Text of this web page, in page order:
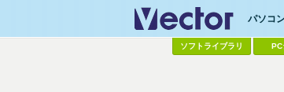
パソコ
ソフトライブラリ PC